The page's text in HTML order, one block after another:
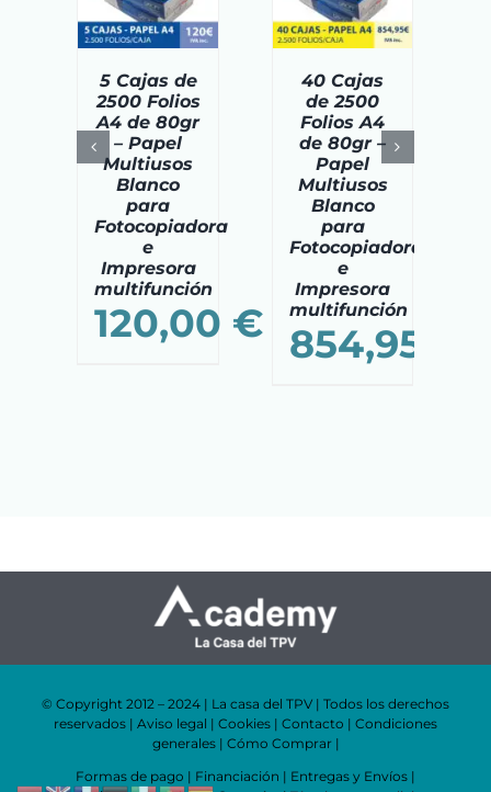
5 Cajas de
2500 Folios
A4 de 80gr
– Papel
Multiusos
Blanco
para
Fotocopiadora
e
Impresora
multifunción
120,00 €
40 Cajas
de 2500
Folios A4
de 80gr –
Papel
Multiusos
Blanco
para
Fotocopiadora
e
Impresora
multifunción
854,95
© Copyright 2012 – 2024 | La casa del TPV | Todos los derechos
reservados | Aviso legal | Cookies | Contacto | Condiciones
generales| Cómo Comprar|
Formas de pago | Financiación | Entregas y Envíos |